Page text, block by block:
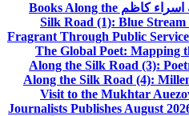
اسراء كاظم Books Along the
Silk Road (1): Blue
Fragrant Through Public Service
The Global Poet: Mapping
Along the Silk Road (3):
Along the Silk Road (4):
Visit to the Mukhtar
Journalists Publishes August